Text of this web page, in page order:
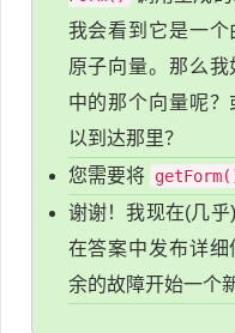
我会看到它是一
原子向量。那么
中的那个向量呢
以到达那里？
您需要将
谢谢！我现在(几
在答案中发布详细
余的故障开始一个